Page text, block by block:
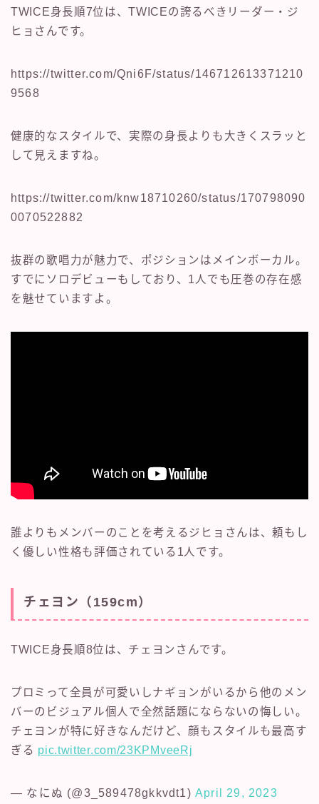
TWICE身長順7位は、TWICEの誇るべきリーダー・ジ
ヒョさんです。
https://twitter.com/Qni6F/status/146712613371210
9568
健康的なスタイルで、実際の身長よりも大きくスラッと
して見えますね。
https://twitter.com/knw18710260/status/170798090
0070522882
抜群の歌唱力が魅力で、ポジションはメインボーカル。
すでにソロデビューもしており、1人でも圧巻の存在感
を魅せていますよ。
誰よりもメンバーのことを考えるジヒョさんは、頼もし
く優しい性格も評価されている1人です。
チェヨン（159cm）
TWICE身長順8位は、チェヨンさんです。
プロミって全員が可愛いしナギョンがいるから他のメン
バーのビジュアル個人で全然話題にならないの悔しい。
チェヨンが特に好きなんだけど、顔もスタイルも最高す
ぎる pic.twitter.com/23KPMveeRj
— なにぬ (@3_589478gkkvdt1) April 29, 2023